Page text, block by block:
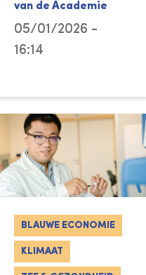
van de Academie
05/01/2026 -
16:14
BLAUWE ECONOMIE
KLIMAAT